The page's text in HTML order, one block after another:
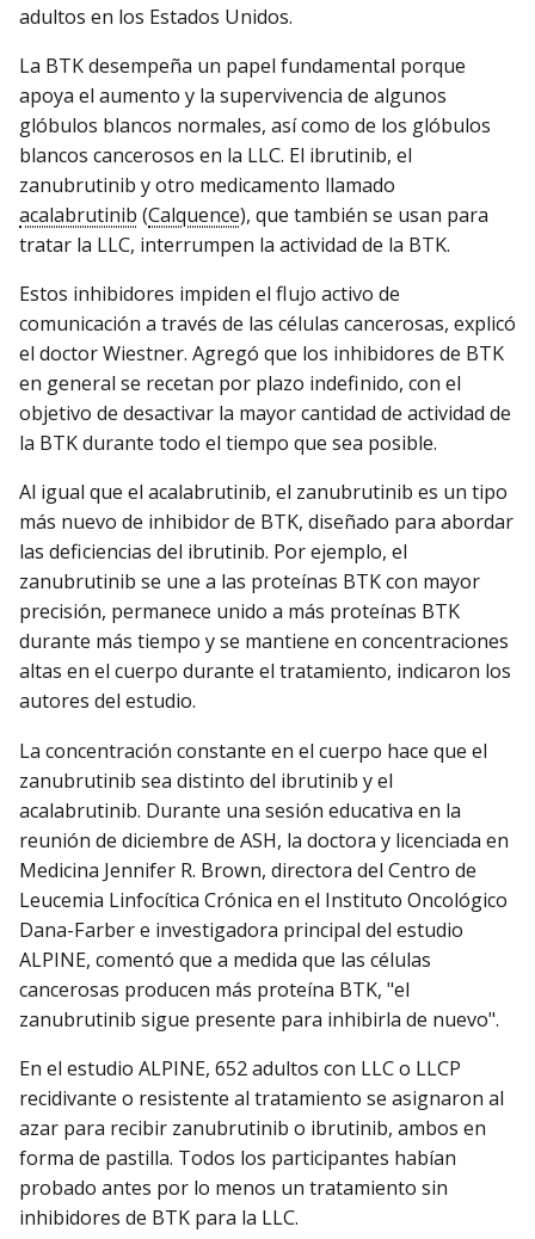
adultos en los Estados Unidos.
La BTK desempeña un papel fundamental porque
apoya el aumento y la supervivencia de algunos
glóbulos blancos normales, así como de los glóbulos
blancos cancerosos en la LLC. El ibrutinib, el
zanubrutinib y otro medicamento llamado
acalabrutinib (Calquence), que también se usan para
tratar la LLC, interrumpen la actividad de la BTK.
Estos inhibidores impiden el flujo activo de
comunicación a través de las células cancerosas, explicó
el doctor Wiestner. Agregó que los inhibidores de BTK
en general se recetan por plazo indefinido, con el
objetivo de desactivar la mayor cantidad de actividad de
la BTK durante todo el tiempo que sea posible.
Al igual que el acalabrutinib, el zanubrutinib es un tipo
más nuevo de inhibidor de BTK, diseñado para abordar
las deficiencias del ibrutinib. Por ejemplo, el
zanubrutinib se une a las proteínas BTK con mayor
precisión, permanece unido a más proteínas BTK
durante más tiempo y se mantiene en concentraciones
altas en el cuerpo durante el tratamiento, indicaron los
autores del estudio.
La concentración constante en el cuerpo hace que el
zanubrutinib sea distinto del ibrutinib y el
acalabrutinib. Durante una sesión educativa en la
reunión de diciembre de ASH, la doctora y licenciada en
Medicina Jennifer R. Brown, directora del Centro de
Leucemia Linfocítica Crónica en el Instituto Oncológico
Dana-Farber e investigadora principal del estudio
ALPINE, comentó que a medida que las células
cancerosas producen más proteína BTK, "el
zanubrutinib sigue presente para inhibirla de nuevo".
En el estudio ALPINE, 652 adultos con LLC o LLCP
recidivante o resistente al tratamiento se asignaron al
azar para recibir zanubrutinib o ibrutinib, ambos en
forma de pastilla. Todos los participantes habían
probado antes por lo menos un tratamiento sin
inhibidores de BTK para la LLC.